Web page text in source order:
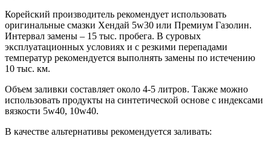
Корейский производитель рекомендует использовать
оригинальные смазки Хендай 5w30 или Премиум Газолин.
Интервал замены – 15 тыс. пробега. В суровых
эксплуатационных условиях и с резкими перепадами
температур рекомендуется выполнять замены по истечению
10 тыс. км.
Объем заливки составляет около 4-5 литров. Также можно
использовать продукты на синтетической основе с индексами
вязкости 5w40, 10w40.
В качестве альтернативы рекомендуется заливать: